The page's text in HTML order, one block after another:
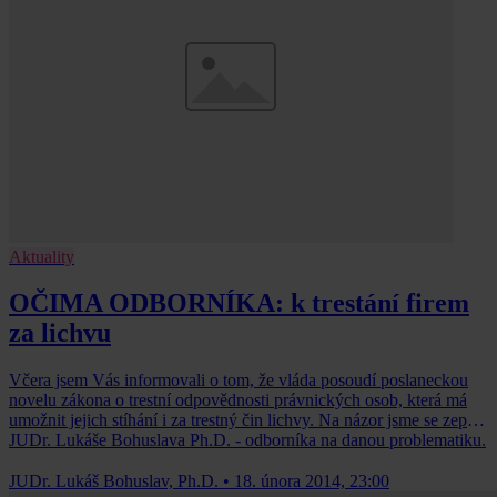
Aktuality
OČIMA ODBORNÍKA: k trestání firem
za lichvu
Včera jsem Vás informovali o tom, že vláda posoudí poslaneckou
novelu zákona o trestní odpovědnosti právnických osob, která má
umožnit jejich stíhání i za trestný čin lichvy. Na názor jsme se zeptali
JUDr. Lukáše Bohuslava Ph.D. - odborníka na danou problematiku.
JUDr. Lukáš Bohuslav, Ph.D. • 18. února 2014, 23:00